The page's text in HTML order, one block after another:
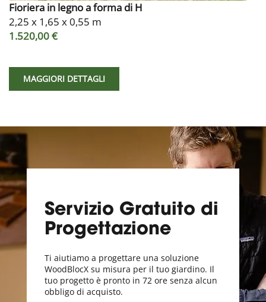
Fioriera in legno a forma di H
2,25 x 1,65 x 0,55 m
1.520,00 €
MAGGIORI DETTAGLI
Servizio Gratuito di
Progettazione
Ti aiutiamo a progettare una soluzione
WoodBlocX su misura per il tuo giardino. Il
tuo progetto è pronto in 72 ore senza alcun
obbligo di acquisto.